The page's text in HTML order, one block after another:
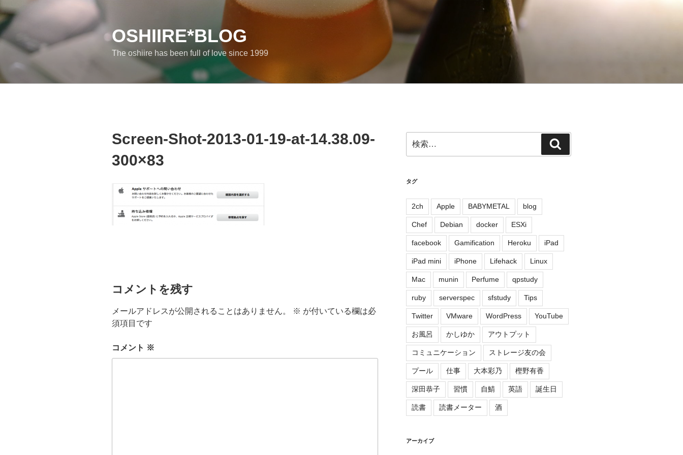
コ
ン
テ
ン
ス
OSHIIRE*BLOG
The oshiire has been full of love since 1999
Screen-Shot-2013-01-19-at-14.38.09-
300×83
コメントを残す
メールアドレスが公開されることはありません。 ※ が付いている欄は必
須項目です
コメント ※
索:
索
タグ
2ch Apple BABYMETAL blog
Chef Debian docker ESXi
facebook Gamification Heroku iPad
iPad mini iPhone Lifehack Linux
Mac munin Perfume qpstudy
ruby serverspec sfstudy Tips
Twitter VMware WordPress YouTube
お風呂 かしゆか アウトプット
コミュニケーション ストレージ友の会
プール 仕事 大本彩乃 樫野有香
深田恭子 習慣 自鯖 英語 誕生日
読書 読書メーター 酒
アーカイブ